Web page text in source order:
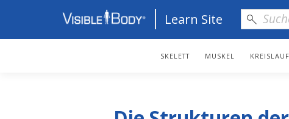
Learn Site
SKELETT MUSKEL KREISLAUF